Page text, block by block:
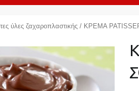
ύλες ζαχαροπλαστικής/ KΡEMA